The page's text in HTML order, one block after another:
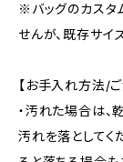
※バッグのカスタ
せんが、既存サイ
【お手入れ方法/ご
・汚れた場合は
汚れを落としてく